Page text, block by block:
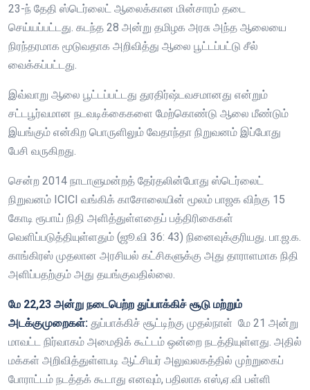
23-ந் தேதி ஸ்டெர்லைட் ஆலைக்கான மின்சாரம் தடை
செய்யப்பட்டது. கடந்த 28 அன்று தமிழக அரசு அந்த ஆலையை
நிரந்தரமாக மூடுவதாக அறிவித்து ஆலை பூட்டப்பட்டு சீல்
வைக்கப்பட்டது.
இவ்வாறு ஆலை பூட்டப்பட்டது துரதிர்ஷ்டவசமானது என்றும்
சட்டபூர்வமான நடவடிக்கைகளை மேற்கொண்டு ஆலை மீண்டும்
இயங்கும் என்கிற பொருளிலும் வேதாந்தா நிறுவனம் இப்போது
பேசி வருகிறது.
சென்ற 2014 நாடாளுமன்றத் தேர்தலின்போது ஸ்டெர்லைட்
நிறுவனம் ICICI வங்கிக் காசோலையின் மூலம் பாஜக விற்கு 15
கோடி ரூபாய் நிதி அளித்துள்ளதைப் பத்திரிகைகள்
வெளிப்படுத்தியுள்ளதும் (ஜூ.வி 36: 43) நினைவுக்குரியது. பா.ஜ.க.
காங்கிரஸ் முதலான அரசியல் கட்சிகளுக்கு அது தாராளமாக நிதி
அளிப்பதற்கும் அது தயங்குவதில்லை.
மே 22,23 அன்று நடைபெற்ற துப்பாக்கிச் சூடு மற்றும்
அடக்குமுறைகள்: துப்பாக்கிச் சூட்டிற்கு முதல்நாள் மே 21 அன்று
மாவட்ட நிர்வாகம் அமைதிக் கூட்டம் ஒன்றை நடத்தியுள்ளது. அதில்
மக்கள் அறிவித்துள்ளபடி ஆட்சியர் அலுவலகத்தில் முற்றுகைப்
போராட்டம் நடத்தக் கூடாது எனவும், பதிலாக எஸ்,ஏ.வி பள்ளி